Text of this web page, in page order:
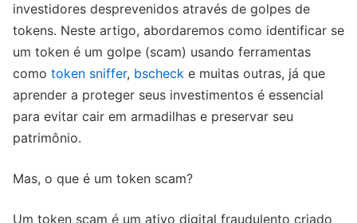
investidores desprevenidos através de golpes de
tokens. Neste artigo, abordaremos como identificar se
um token é um golpe (scam) usando ferramentas
como token sniffer, bscheck e muitas outras, já que
aprender a proteger seus investimentos é essencial
para evitar cair em armadilhas e preservar seu
patrimônio.
Mas, o que é um token scam?
Um token scam é um ativo digital fraudulento criado